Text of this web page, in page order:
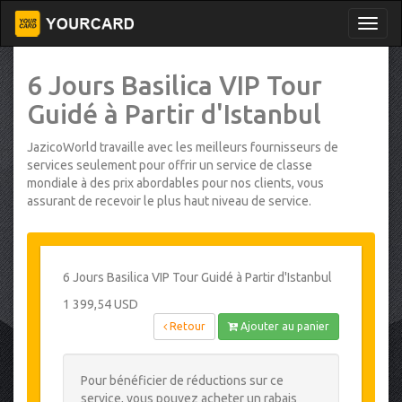
6 Jours Basilica VIP Tour
Guidé à Partir d'Istanbul
JazicoWorld travaille avec les meilleurs fournisseurs de
services seulement pour offrir un service de classe
mondiale à des prix abordables pour nos clients, vous
assurant de recevoir le plus haut niveau de service.
6 Jours Basilica VIP Tour Guidé à Partir d'Istanbul
1 399,54 USD
Retour Ajouter au panier
Pour bénéficier de réductions sur ce
service, vous pouvez acheter un rabais